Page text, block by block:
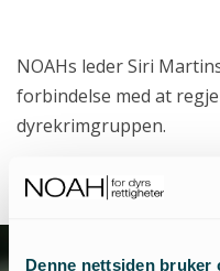
Denne nettsiden bruker
NOAHs leder Siri
forbindelse med at
dyrekrimgruppen.
Alt materiale tilhører TV2.